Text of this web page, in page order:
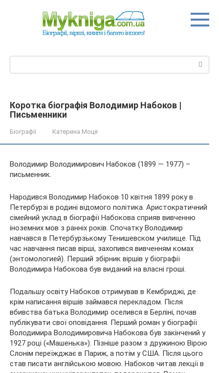
Коротка біографія Володимир Набоков |
Письменники
Біографії Катерина Моця
Володимир Володимирович Набоков (1899 — 1977) –
письменник.
Народився Володимир Набоков 10 квітня 1899 року в
Петербурзі в родині відомого політика. Аристократичний
сімейний уклад в біографії Набокова сприяв вивченню
іноземних мов з ранніх років. Спочатку Володимир
навчався в Петербурзькому Тенишевском училище. Під
час навчання писав вірші, захопився вивченням комах
(энтомологией). Перший збірник віршів у біографії
Володимира Набокова був виданий на власні гроші.
Подальшу освіту Набоков отримував в Кембриджі, де
крім написання віршів займався перекладом. Після
вбивства батька Володимир оселився в Берліні, почав
публікувати свої оповідання. Перший роман у біографії
Володимира Володимировича Набокова був закінчений у
1927 році («Машенька»). Пізніше разом з дружиною Вірою
Слонім переїжджає в Париж, а потім у США. Після цього
став писати англійською мовою. Набоков читав лекції в